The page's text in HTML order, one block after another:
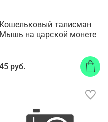
Кошельковый талисман
Мышь на царской монете
руб.